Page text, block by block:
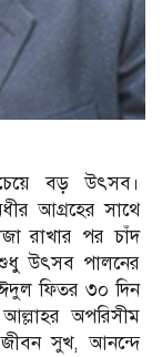
বড় উৎসব।
আগ্রহের সাথে
রাখার পর চাঁদ
উৎসব পালনের
ফিতর ৩০ দিন
অপরিসীম
সুখ, আনন্দে